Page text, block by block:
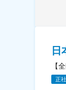
日
【
正